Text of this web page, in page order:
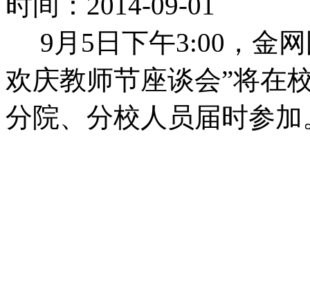
9月5日下午3:00，金网
欢庆教师节座谈会”将在
分院、分校人员届时参